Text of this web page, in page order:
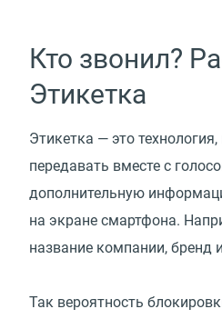
Кто звонил?
Этикетка
Этикетка — это
передавать вместе с
дополнительную
на экране смартфона.
название компании, бренд
Так вероятность